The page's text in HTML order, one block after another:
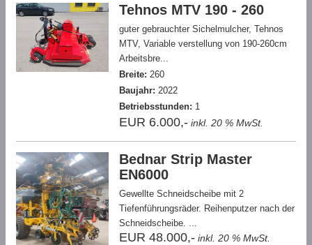
Tehnos MTV 190 - 260
guter gebrauchter Sichelmulcher, Tehnos
MTV, Variable verstellung von 190-260cm
Arbeitsbre...
Breite: 260
Baujahr: 2022
Betriebsstunden: 1
EUR 6.000,- inkl. 20 % MwSt.
Bednar Strip Master
EN6000
Gewellte Schneidscheibe mit 2
Tiefenführungsräder. Reihenputzer nach der
Schneidscheibe. ...
EUR 48.000,- inkl. 20 % MwSt.